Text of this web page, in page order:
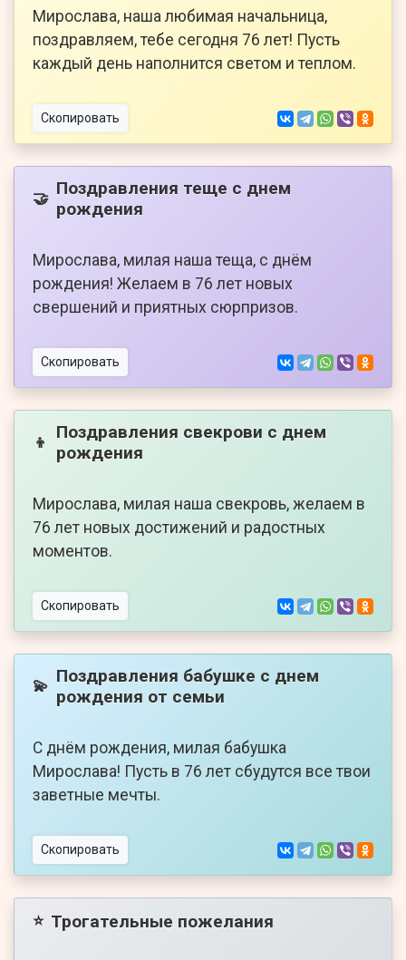
Мирослава, наша любимая начальница,
поздравляем, тебе сегодня 76 лет! Пусть
каждый день наполнится светом и теплом.
Скопировать
🤝 Поздравления теще с днем
рождения
Мирослава, милая наша теща, с днём
рождения! Желаем в 76 лет новых
свершений и приятных сюрпризов.
Скопировать
👦
Поздравления свекрови с днем
рождения
Мирослава, милая наша свекровь, желаем в
76 лет новых достижений и радостных
моментов.
Скопировать
💫 Поздравления бабушке с днем
рождения от семьи
С днём рождения, милая бабушка
Мирослава! Пусть в 76 лет сбудутся все твои
заветные мечты.
Скопировать
⭐ Трогательные пожелания